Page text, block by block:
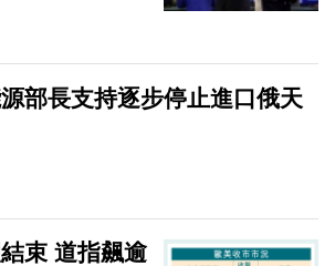
部長支持逐步停止進口俄天
束 道指飆逾